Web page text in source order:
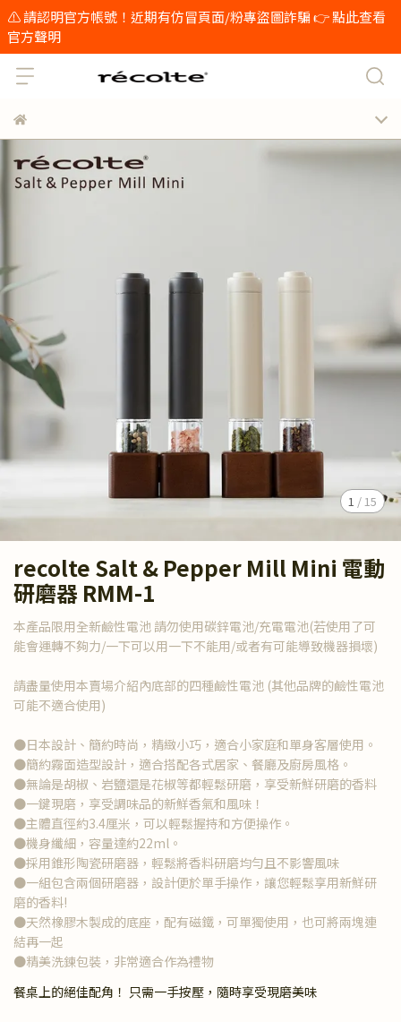
⚠️ 請認明官方帳號！近期有仿冒頁面/粉專盜圖詐騙 👉 點此查看
官方聲明
1 / 15
recolte Salt & Pepper Mill Mini 電動
研磨器 RMM-1
本產品限用全新鹼性電池 請勿使用碳鋅電池/充電電池(若使用了可
能會運轉不夠力/一下可以用一下不能用/或者有可能導致機器損壞)
請盡量使用本賣場介紹內底部的四種鹼性電池 (其他品牌的鹼性電池
可能不適合使用)
●日本設計、簡約時尚，精緻小巧，適合小家庭和單身客層使用。
●簡約霧面造型設計，適合搭配各式居家、餐廳及廚房風格。
●無論是胡椒、岩鹽還是花椒等都輕鬆研磨，享受新鮮研磨的香料
●一鍵現磨，享受調味品的新鮮香氣和風味！
●主體直徑約3.4厘米，可以輕鬆握持和方便操作。
●機身纖細，容量達約22ml。
●採用錐形陶瓷研磨器，輕鬆將香料研磨均勻且不影響風味
●一組包含兩個研磨器，設計便於單手操作，讓您輕鬆享用新鮮研
磨的香料!
●天然橡膠木製成的底座，配有磁鐵，可單獨使用，也可將兩塊連
結再一起
●精美洗鍊包裝，非常適合作為禮物
餐桌上的絕佳配角！ 只需一手按壓，隨時享受現磨美味